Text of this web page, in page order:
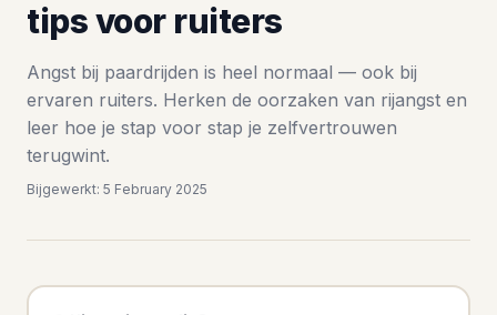
tips voor ruiters
Angst bij paardrijden is heel normaal — ook bij
ervaren ruiters. Herken de oorzaken van rijangst en
leer hoe je stap voor stap je zelfvertrouwen
terugwint.
Bijgewerkt: 5 February 2025